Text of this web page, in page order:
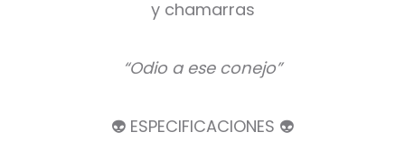
y chamarras
“Odio a ese conejo”
👽 ESPECIFICACIONES 👽